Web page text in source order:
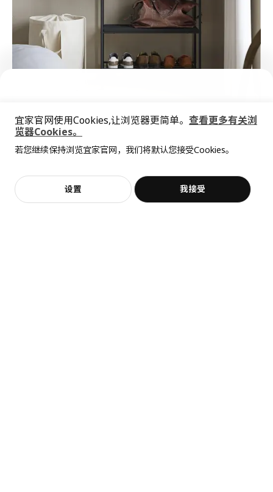
抱歉，该商品在所选地区暂时缺货。
客服
加入购物袋 立即购买
价格透明，设计专业，现货供应
不，谢谢 立即预约
宜家官网使用Cookies,让浏览器更简单。 查看更多有关浏
览器Cookies。
若您继续保持浏览宜家官网，我们将默认您接受Cookies。
设置 我接受